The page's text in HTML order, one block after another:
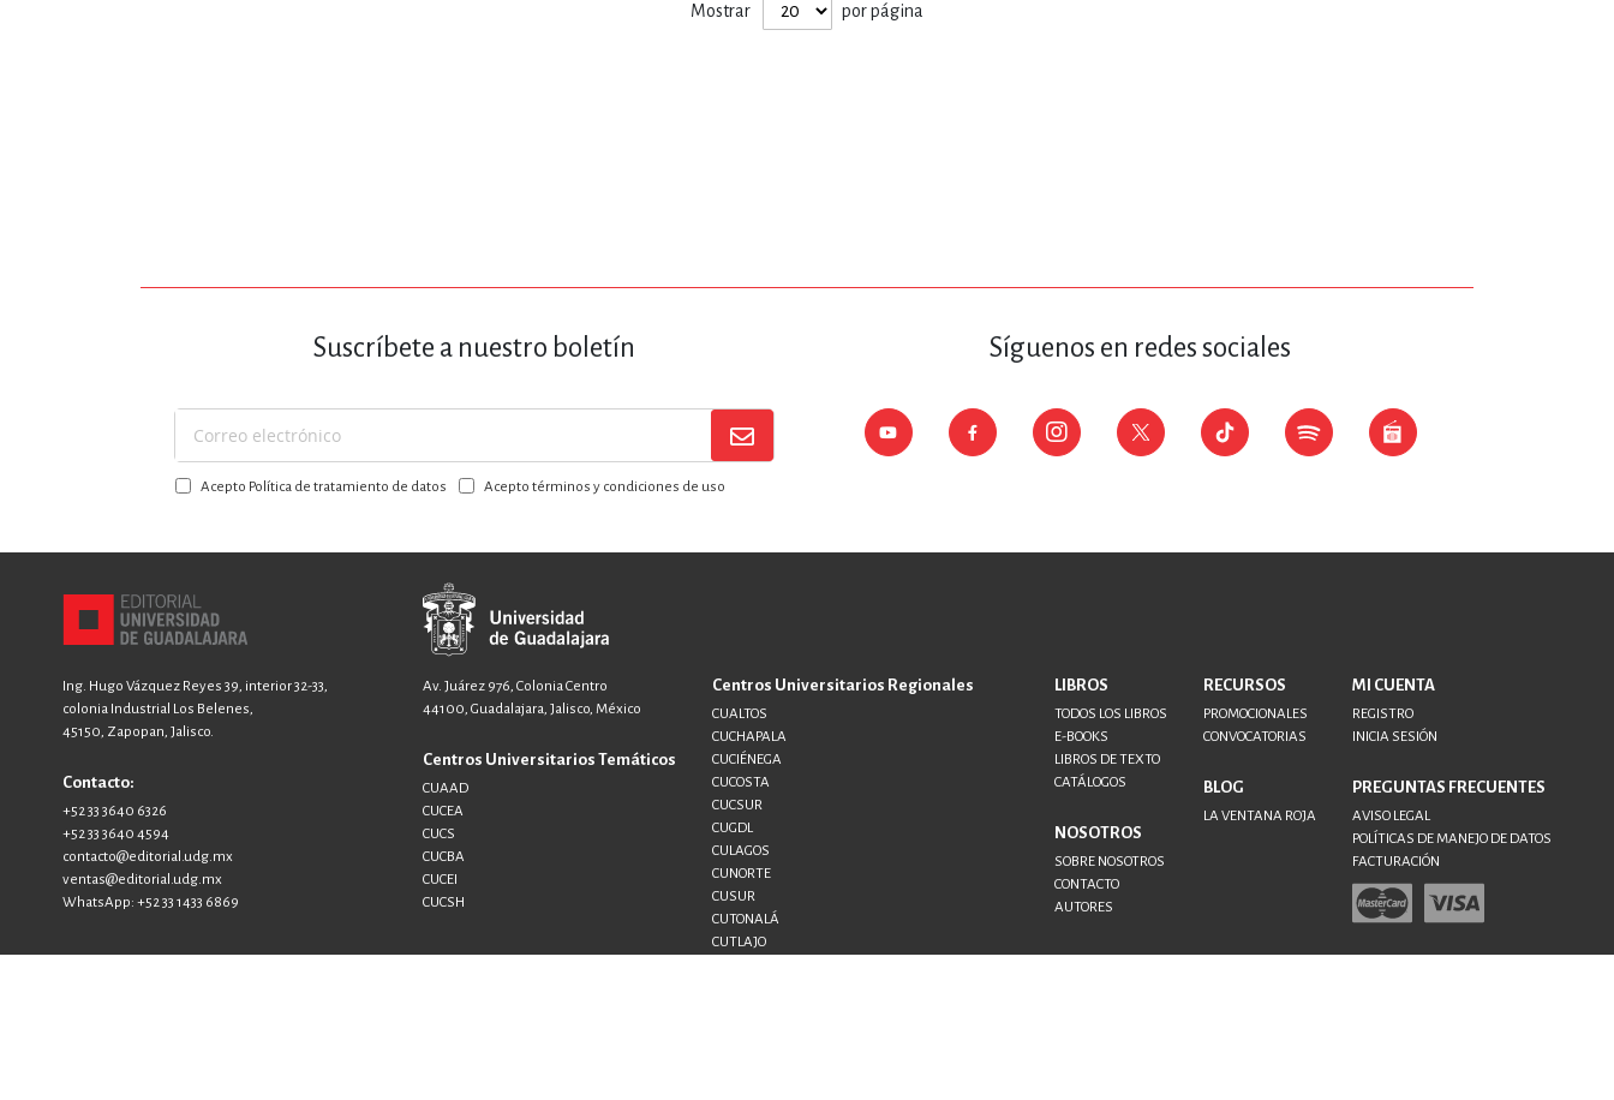
SOCIEDAD Y CIENCIAS SOCIALES
TECNOLOGÍA, INGENIERÍA, AGRICULTURA
Mostrar por página
Suscríbete a nuestro boletín
Suscríbase
a
nuestroAcepto Política de tratamiento de datos Acepto términos y condiciones de uso
Síguenos en redes sociales
Ing. Hugo Vázquez Reyes 39, interior 32-33,
colonia Industrial Los Belenes,
45150, Zapopan, Jalisco.
Contacto:
+52 33 3640 6326
+52 33 3640 4594
contacto@editorial.udg.mx
ventas@editorial.udg.mx
WhatsApp: +52 33 1433 6869
Av. Juárez 976, Colonia Centro
44100, Guadalajara, Jalisco, México
Centros Universitarios Temáticos
CUAAD
CUCEA
CUCS
CUCBA
CUCEI
CUCSH
Centros Universitarios Regionales
CUALTOS
CUCHAPALA
CUCIÉNEGA
CUCOSTA
CUCSUR
CUGDL
CULAGOS
CUNORTE
CUSUR
CUTONALÁ
CUTLAJO
LIBROS
TODOS LOS LIBROS
E-BOOKS
LIBROS DE TEXTO
CATÁLOGOS
NOSOTROS
SOBRE NOSOTROS
CONTACTO
AUTORES
RECURSOS
PROMOCIONALES
CONVOCATORIAS
BLOG
LA VENTANA ROJA
MI CUENTA
REGISTRO
INICIA SESIÓN
PREGUNTAS FRECUENTES
AVISO LEGAL
POLÍTICAS DE MANEJO DE DATOS
FACTURACIÓN